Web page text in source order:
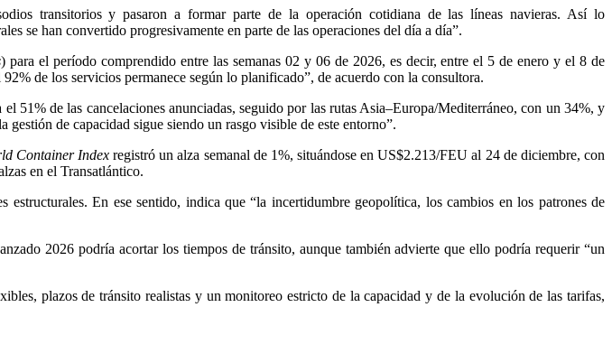
transitorios y pasaron a formar parte de la operación cotidiana de las líneas navieras. Así lo
se han convertido progresivamente en parte de las operaciones del día a día”.
) para el período comprendido entre las semanas 02 y 06 de 2026, es decir, entre el 5 de enero y el 8 de
de los servicios permanece según lo planificado”, de acuerdo con la consultora.
51% de las cancelaciones anunciadas, seguido por las rutas Asia–Europa/Mediterráneo, con un 34%, y
gestión de capacidad sigue siendo un rasgo visible de este entorno”.
Container Indexregistró un alza semanal de 1%, situándose en US$2.213/FEU al 24 de diciembre, con
en el Transatlántico.
En ese sentido, indica que “la incertidumbre geopolítica, los cambios en los patrones de
2026 podría acortar los tiempos de tránsito, aunque también advierte que ello podría requerir “un
plazos de tránsito realistas y un monitoreo estricto de la capacidad y de la evolución de las tarifas,